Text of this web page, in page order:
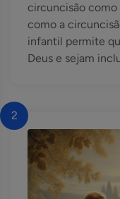
circuncisão como
como a
infantil permite
Deus e sejam
2